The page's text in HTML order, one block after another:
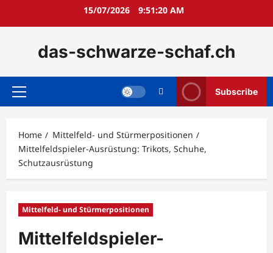
15/07/2026 9:51:22 AM
das-schwarze-schaf.ch
Primary
Subscribe
Home
Mittelfeld- und Stürmerpositionen
Mittelfeldspieler-Ausrüstung: Trikots, Schuhe,
Schutzausrüstung
Mittelfeld- und Stürmerpositionen
Mittelfeldspieler-